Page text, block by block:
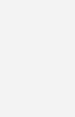
schlicht
da.
auf der